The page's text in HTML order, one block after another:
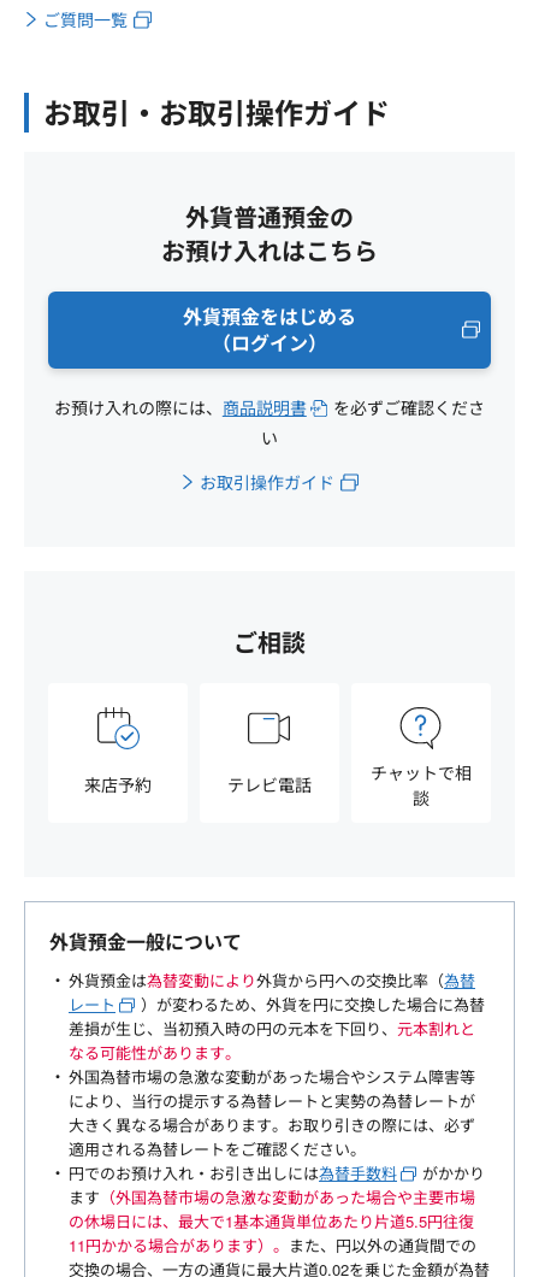
ご質問一覧
お取引・お取引操作ガイド
外貨普通預金の
お預け入れはこちら
外貨預金をはじめる
（ログイン）
お預け入れの際には、 商品説明書
を必ずご確認くださ
い
お取引操作ガイド
ご相談
来店予約 テレビ電話
チャットで相
談
外貨預金一般について
外貨預金は為替変動により外貨から円への交換比率（為替
レート
）が変わるため、外貨を円に交換した場合に為替
差損が生じ、当初預入時の円の元本を下回り、 元本割れと
なる可能性があります。
外国為替市場の急激な変動があった場合やシステム障害等
により、当行の提示する為替レートと実勢の為替レートが
大きく異なる場合があります。お取り引きの際には、必ず
適用される為替レートをご確認ください。
円でのお預け入れ・お引き出しには為替手数料
がかかり
ます （外国為替市場の急激な変動があった場合や主要市場
の休場日には、最大で1基本通貨単位あたり片道5.5円往復
11円かかる場合があります）。 また、円以外の通貨間での
交換の場合、一方の通貨に最大片道0.02を乗じた金額が為替